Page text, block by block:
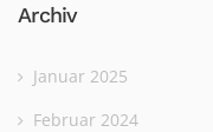
Archiv
Januar 2025
Februar 2024